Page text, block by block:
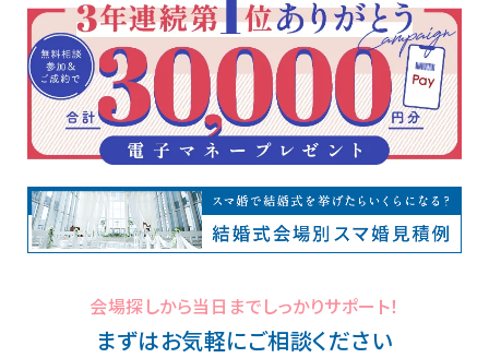
ウェディングレポート
結婚準備ガイド
お知らせ
会場探しから当日までしっかりサポート！
まずはお気軽にご相談ください